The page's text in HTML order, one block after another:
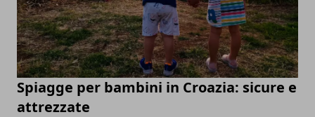
Spiagge per bambini in Croazia: sicure e
attrezzate